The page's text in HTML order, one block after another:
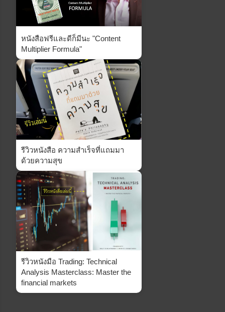
หนังสือฟรีและดีก็มีนะ "Content
Multiplier Formula"
รีวิวหนังสือ ความสำเร็จที่แถมมา
ด้วยความสุข
รีวิวหนังมือ Trading: Technical
Analysis Masterclass: Master the
financial markets